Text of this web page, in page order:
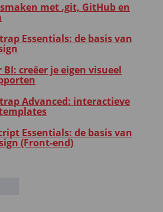
met .git, GitHub en
Essentials: de basis van
BI: creëer je eigen visueel
Advanced: interactieve
Essentials: de basis van
(Front-end)